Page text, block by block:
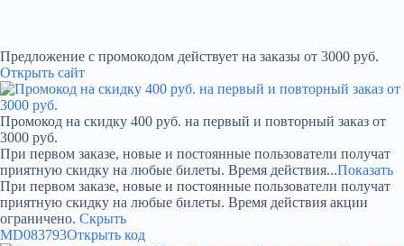
Предложение с промокодом действует на заказы от 3000 руб.
Открыть сайт
Промокод на скидку 400 руб. на первый и повторный заказ от
3000 руб.
При первом заказе, новые и постоянные пользователи получат
приятную скидку на любые билеты. Время действия...Показать
При первом заказе, новые и постоянные пользователи получат
приятную скидку на любые билеты. Время действия акции
ограничено. Скрыть
MD083793Открыть код